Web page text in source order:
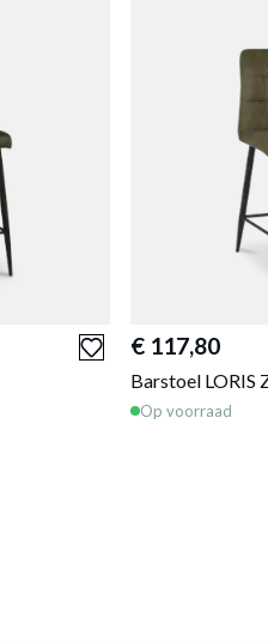
€ 117,80
Barstoel LORIS
Op voorraad